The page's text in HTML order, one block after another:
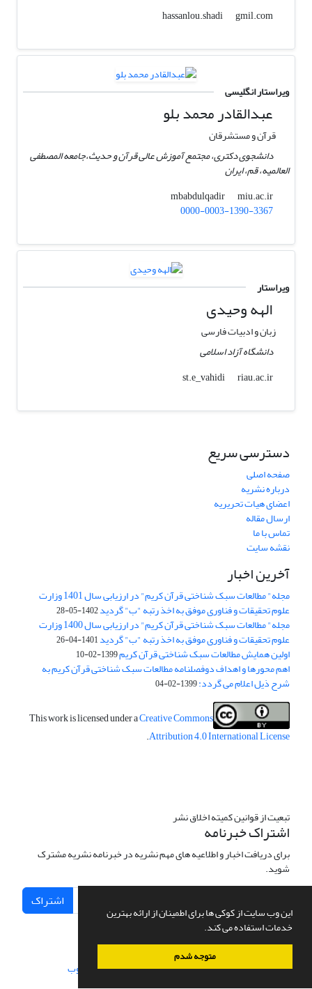
این وب سایت از کوکی ها برای اطمینان از ارائه بهترین
خدمات استفاده می کند.
متوجه شدم
hassanlou.shadi
gmil.com
ویراستار انگلیسی
عبدالقادر محمد بلو
قرآن و مستشرقان
دانشجوی دکتری، مجتمع آموزش عالى قرآن و حدیث،جامعه المصطفى
العالمیه، قم، ایران
mbabdulqadir
miu.ac.ir
0000-0003-1390-3367
ویراستار
الهه وحیدی
زبان و ادبیات فارسی
دانشگاه آزاد اسلامی
st.e_vahidi
riau.ac.ir
دسترسی سریع
صفحه اصلی
درباره نشریه
اعضای هیات تحریریه
ارسال مقاله
تماس با ما
نقشه سایت
آخرین اخبار
مجله" مطالعات سبک شناختی قرآن کریم" در ارزیابی سال 1401 وزارت
علوم تحقیقات و فناوری موفق به اخذ رتبه "ب" گردید1402-05-28
مجله" مطالعات سبک شناختی قرآن کریم" در ارزیابی سال 1400 وزارت
علوم تحقیقات و فناوری موفق به اخذ رتبه "ب" گردید1401-04-26
اولین همایش مطالعات سبک شناختی قرآن کریم1399-02-10
اهم محورها و اهداف دوفصلنامه مطالعات سبک شناختی قرآن کریم به
شرح ذیل اعلام می گردد:1399-02-04
This work is licensed under aCreative Commons
Attribution 4.0 International License
.
تبعیت از قوانین کمیته اخلاق نشر
اشتراک خبرنامه
برای دریافت اخبار و اطلاعیه های مهم نشریه در خبرنامه نشریه مشترک
شوید.
اشتراک
سامانه مدیریت نشریات علمی.طراحی و پیاده سازی از سیناوب